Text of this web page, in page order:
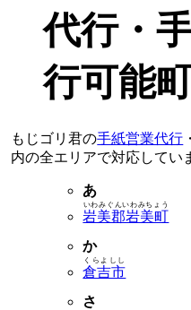
代行・
行可能
もじゴリ君の手紙営業代行
内の全エリアで対応してい
あ
岩美郡岩美町
いわみぐんいわみちょう
か
倉吉市
くらよしし
さ